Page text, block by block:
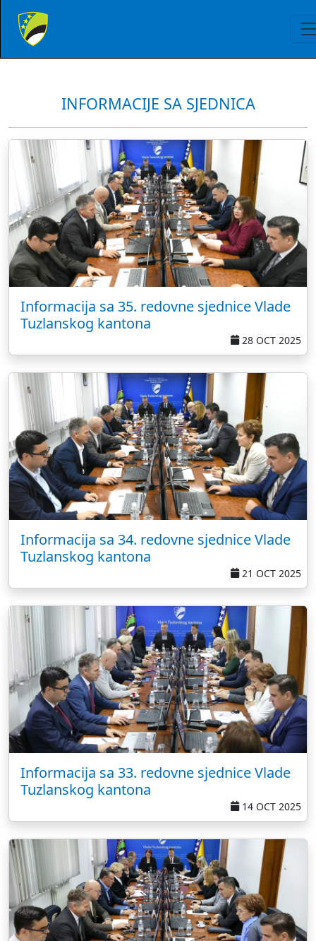
INFORMACIJE SA SJEDNICA
Informacija sa 35. redovne sjednice Vlade
Tuzlanskog kantona
28 OCT 2025
Informacija sa 34. redovne sjednice Vlade
Tuzlanskog kantona
21 OCT 2025
Informacija sa 33. redovne sjednice Vlade
Tuzlanskog kantona
14 OCT 2025